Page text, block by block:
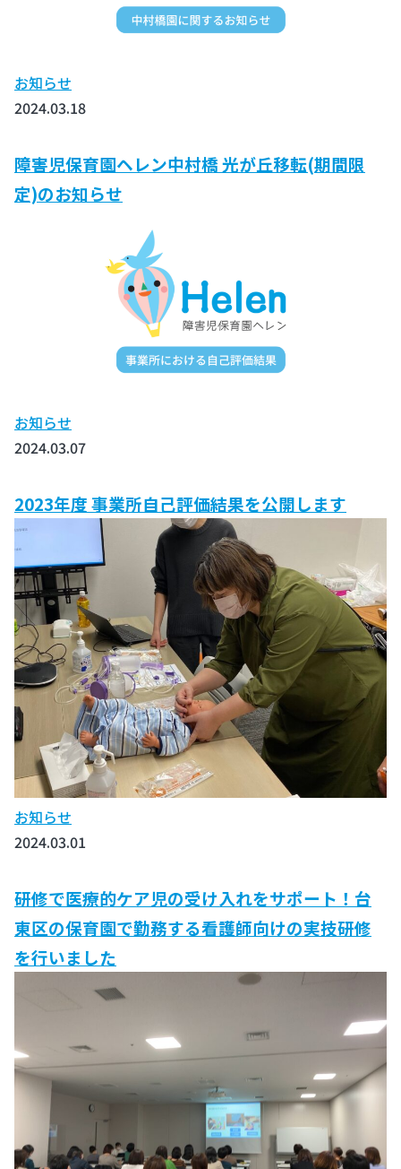
お知らせ
2024.03.18
障害児保育園ヘレン中村橋 光が丘移転(期間限
定)のお知らせ
お知らせ
2024.03.07
2023年度 事業所自己評価結果を公開します
お知らせ
2024.03.01
研修で医療的ケア児の受け入れをサポート！台
東区の保育園で勤務する看護師向けの実技研修
を行いました